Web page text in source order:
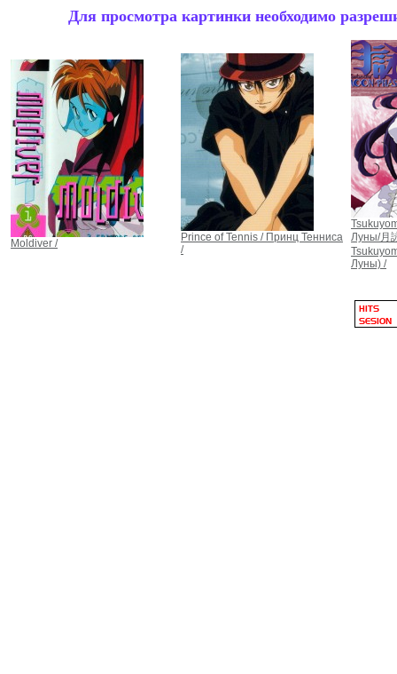
Для просмотра картинки необходимо
Moldiver /
Prince of Tennis / Принц Тенниса
/
Луны/月
Луны) /